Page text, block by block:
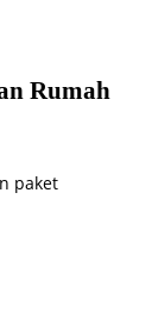
Rumah
paket